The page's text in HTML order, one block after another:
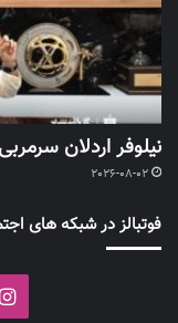
نیلوفر اردلان
2026-08-02
فوتبالز در شبکه های